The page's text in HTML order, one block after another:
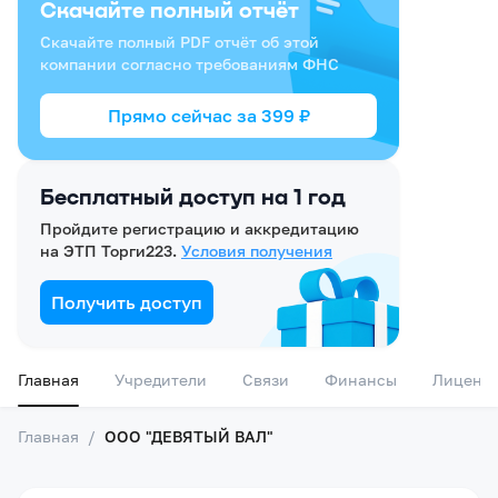
Бесплатный доступ на 1 год
Пройдите регистрацию и аккредитацию
на ЭТП Торги223. Условия получения
Получить доступ
Скачайте полный отчёт
Скачайте полный PDF отчёт об этой
компании согласно требованиям ФНС
Прямо сейчас за 399 ₽
Главная Учредители Связи Финансы
Главная / ООО "ДЕВЯТЫЙ ВАЛ"